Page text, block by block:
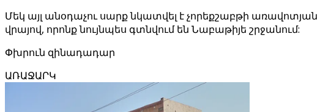
Մեկ այլ անօդաչու սարք նկատվել է չորեքշաբթի առավոտյան
վրայով, որոնք նույնպես գտնվում են Նաբաթիյե շրջանում:
Փխրուն զինադադար
ԱՌԱՋԱՐԿ